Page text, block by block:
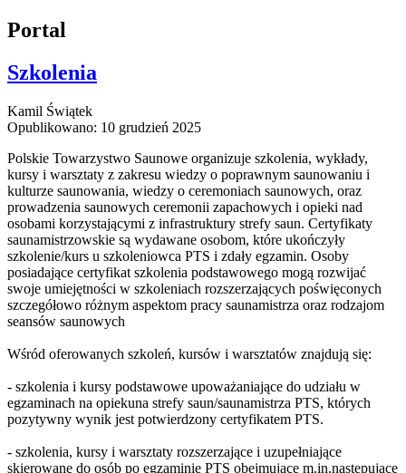
Portal
Szkolenia
Kamil Świątek
Opublikowano: 10 grudzień 2025
Polskie Towarzystwo Saunowe organizuje szkolenia, wykłady,
kursy i warsztaty z zakresu wiedzy o poprawnym saunowaniu i
kulturze saunowania, wiedzy o ceremoniach saunowych, oraz
prowadzenia saunowych ceremonii zapachowych i opieki nad
osobami korzystającymi z infrastruktury strefy saun. Certyfikaty
saunamistrzowskie są wydawane osobom, które ukończyły
szkolenie/kurs u szkoleniowca PTS i zdały egzamin. Osoby
posiadające certyfikat szkolenia podstawowego mogą rozwijać
swoje umiejętności w szkoleniach rozszerzających poświęconych
szczegółowo różnym aspektom pracy saunamistrza oraz rodzajom
seansów saunowych
Wśród oferowanych szkoleń, kursów i warsztatów znajdują się:
- szkolenia i kursy podstawowe upoważaniające do udziału w
egzaminach na opiekuna strefy saun/saunamistrza PTS, których
pozytywny wynik jest potwierdzony certyfikatem PTS.
- szkolenia, kursy i warsztaty rozszerzające i uzupełniające
skierowane do osób po egzaminie PTS obejmujące m.in.następujące